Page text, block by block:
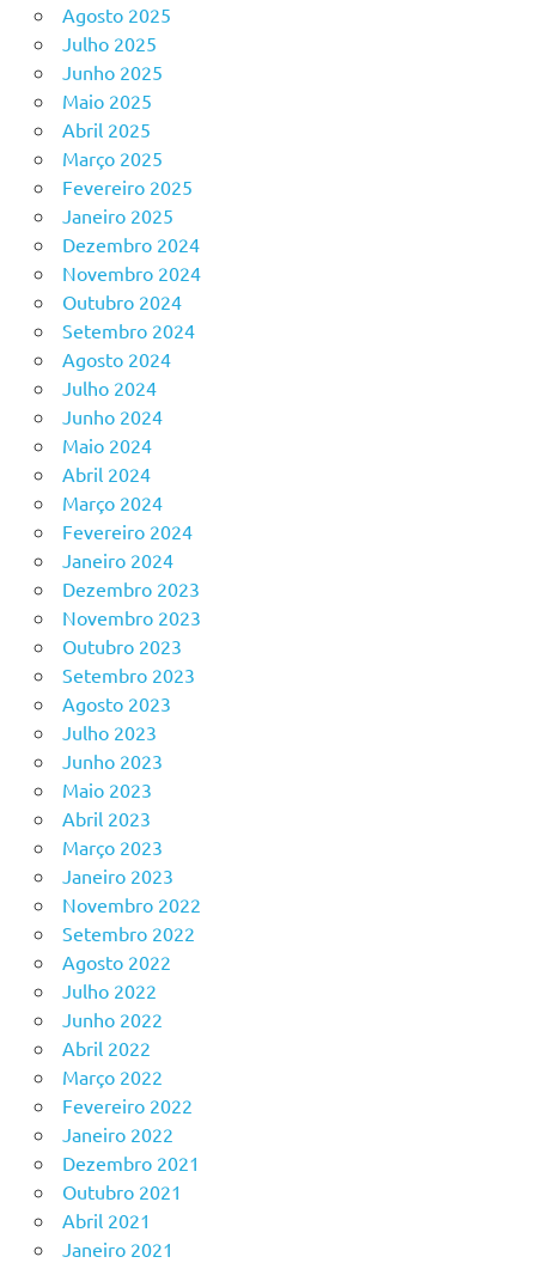
Agosto 2025
Julho 2025
Junho 2025
Maio 2025
Abril 2025
Março 2025
Fevereiro 2025
Janeiro 2025
Dezembro 2024
Novembro 2024
Outubro 2024
Setembro 2024
Agosto 2024
Julho 2024
Junho 2024
Maio 2024
Abril 2024
Março 2024
Fevereiro 2024
Janeiro 2024
Dezembro 2023
Novembro 2023
Outubro 2023
Setembro 2023
Agosto 2023
Julho 2023
Junho 2023
Maio 2023
Abril 2023
Março 2023
Janeiro 2023
Novembro 2022
Setembro 2022
Agosto 2022
Julho 2022
Junho 2022
Abril 2022
Março 2022
Fevereiro 2022
Janeiro 2022
Dezembro 2021
Outubro 2021
Abril 2021
Janeiro 2021